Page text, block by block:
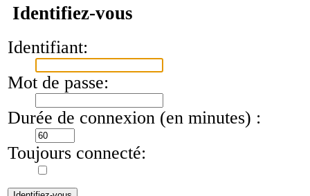
Identifiez-vous
Identifiant:
Mot de passe:
Durée de connexion (en minutes) :
Toujours connecté: